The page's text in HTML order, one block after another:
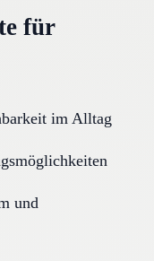
für
im Alltag
und